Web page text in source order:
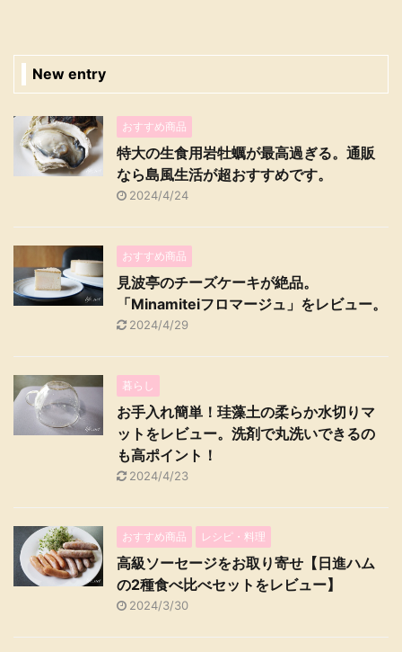
New entry
おすすめ商品
特大の生食用岩牡蠣が最高過ぎる。通販
なら島風生活が超おすすめです。
2024/4/24
おすすめ商品
見波亭のチーズケーキが絶品。
「Minamiteiフロマージュ」をレビュー。
2024/4/29
暮らし
お手入れ簡単！珪藻土の柔らか水切りマ
ットをレビュー。洗剤で丸洗いできるの
も高ポイント！
2024/4/23
おすすめ商品 レシピ・料理
高級ソーセージをお取り寄せ【日進ハム
の2種食べ比べセットをレビュー】
2024/3/30